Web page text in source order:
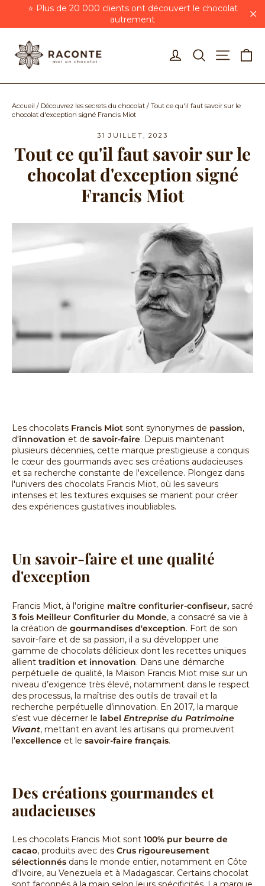
contenu
⭐ Plus de 20 000 clients ont découvert le chocolat
autrement
Se connecter
Rechercher
Accueil / Découvrez les secrets du chocolat / Tout ce qu'il faut savoir sur le
chocolat d'exception signé Francis Miot
31 JUILLET, 2023
Tout ce qu'il faut savoir sur le
chocolat d'exception signé
Francis Miot
Les chocolats Francis Miot sont synonymes de passion,
d'innovation et de savoir-faire. Depuis maintenant
plusieurs décennies, cette marque prestigieuse a conquis
le cœur des gourmands avec ses créations audacieuses
et sa recherche constante de l'excellence. Plongez dans
l'univers des chocolats Francis Miot, où les saveurs
intenses et les textures exquises se marient pour créer
des expériences gustatives inoubliables.
Un savoir-faire et une qualité
d'exception
Francis Miot, à l'origine maître confiturier-confiseur, sacré
3 fois Meilleur Confiturier du Monde, a consacré sa vie à
la création de gourmandises d'exception. Fort de son
savoir-faire et de sa passion, il a su développer une
gamme de chocolats délicieux dont les recettes uniques
allient tradition et innovation. Dans une démarche
perpétuelle de qualité, la Maison Francis Miot mise sur un
niveau d’exigence très élevé, notamment dans le respect
des processus, la maîtrise des outils de travail et la
recherche perpétuelle d’innovation. En 2017, la marque
s’est vue décerner le label Entreprise du Patrimoine
Vivant, mettant en avant les artisans qui promeuvent
l'excellence et le savoir-faire français.
Des créations gourmandes et
audacieuses
Les chocolats Francis Miot sont 100% pur beurre de
cacao, produits avec des Crus rigoureusement
sélectionnés dans le monde entier, notamment en Côte
d'Ivoire, au Venezuela et à Madagascar. Certains chocolat